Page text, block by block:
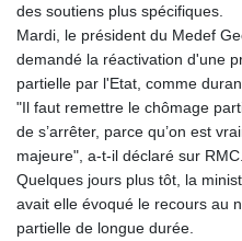
des soutiens plus spécifiques.
Mardi, le président du Medef
demandé la réactivation d'une
partielle par l'Etat, comme
"Il faut remettre le chômage
de s’arrêter, parce qu’on est
majeure", a-t-il déclaré sur RMC.
Quelques jours plus tôt, la
avait elle évoqué le recours au
partielle de longue durée.